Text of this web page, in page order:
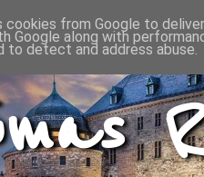
cookies from Google to
Google along with
to detect and address abuse.